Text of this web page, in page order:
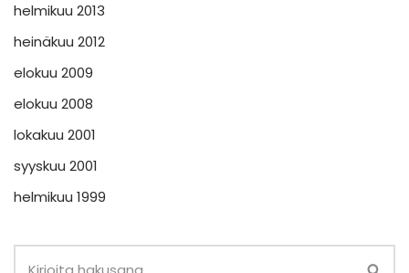
helmikuu 2013
heinäkuu 2012
elokuu 2009
elokuu 2008
lokakuu 2001
syyskuu 2001
helmikuu 1999